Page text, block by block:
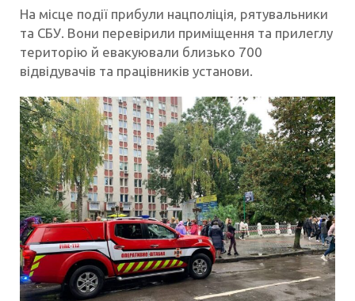
На місце події прибули нацполіція, рятувальники
та СБУ. Вони перевірили приміщення та прилеглу
територію й евакуювали близько 700
відвідувачів та працівників установи.